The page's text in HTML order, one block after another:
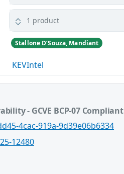
1 product
Stallone D’Souza, Mandiant
KEVIntel
- GCVE BCP-07 Compliant
4cac-919a-9d39e06b6334
12480